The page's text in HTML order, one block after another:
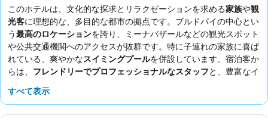
このホテルは、文化的な探求とリラクゼーションを求める家族や観
光客に理想的な、多目的な都市の拠点です。ブルドバイの中心とい
う最高のロケーションを誇り、ミーナバザールなどの観光スポット
や公共交通機関へのアクセスが抜群です。特に子連れの家族に喜ば
れている、爽やかなスイミングプールを併設しています。宿泊客か
らは、 フレンドリーでプロフェッショナルなスタッフと、豊富なイ
す。より静かな滞在を希望する場合は、庭園に面した部屋をリクエ
すべて表示